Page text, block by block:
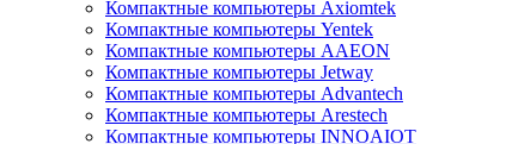
Компактные компьютеры Axiomtek
Компактные компьютеры Yentek
Компактные компьютеры AAEON
Компактные компьютеры Jetway
Компактные компьютеры Advantech
Компактные компьютеры Arestech
Компактные компьютеры INNOAIOT